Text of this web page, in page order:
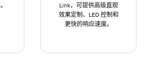
Link，可提供高级直观
效果定制、LED 控制和
更快的响应速度。